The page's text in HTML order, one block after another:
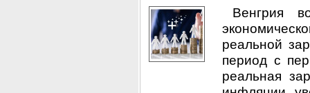
Венгрия
реальной
период с
реальная